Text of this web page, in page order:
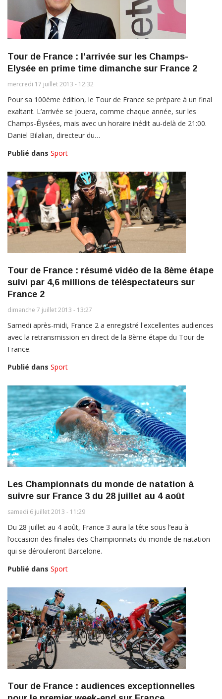
Tour de France : l'arrivée sur les Champs-
Elysée en prime time dimanche sur France 2
mercredi 17 juillet 2013 - 12:32
Pour sa 100ème édition, le Tour de France se prépare à un final
exaltant. L’arrivée se jouera, comme chaque année, sur les
Champs-Élysées, mais avec un horaire inédit au-delà de 21:00.
Daniel Bilalian, directeur du…
Publié dans Sport
Tour de France : résumé vidéo de la 8ème étape
suivi par 4,6 millions de téléspectateurs sur
France 2
dimanche 7 juillet 2013 - 13:27
Samedi après-midi, France 2 a enregistré l'excellentes audiences
avec la retransmission en direct de la 8ème étape du Tour de
France.
Publié dans Sport
Les Championnats du monde de natation à
suivre sur France 3 du 28 juillet au 4 août
samedi 6 juillet 2013 - 11:29
Du 28 juillet au 4 août, France 3 aura la tête sous l’eau à
l’occasion des finales des Championnats du monde de natation
qui se dérouleront Barcelone.
Publié dans Sport
Tour de France : audiences exceptionnelles